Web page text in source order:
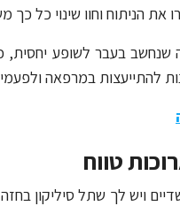
הניתוח וחוו שינוי כל כך
בעבר לשופע יחסית,
להתייעצות במרפאה
טווח
ויש לך שתל סיליקון